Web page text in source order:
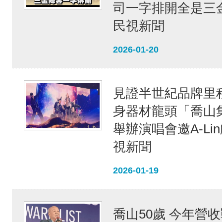
司一字排開全是三
民視新聞
2026-01-20
見證半世紀品牌
身器材龍頭「喬
舉辦演唱會邀A-
視新聞
2026-01-19
喬山50歲 今年營